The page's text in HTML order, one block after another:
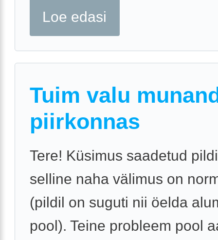
Loe edasi
Tuim valu
piirkonnas
Tere! Küsimus saadetud
selline naha välimus on
(pildil on suguti nii öelda
pool). Teine probleem pool